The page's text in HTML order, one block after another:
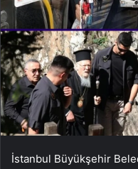
İstanbul Büyükşehir